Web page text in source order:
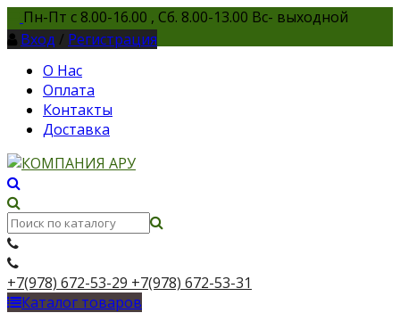
Пн-Пт с 8.00-16.00 , Сб. 8.00-13.00 Вс- выходной
Вход / Регистрация
О Нас
Оплата
Контакты
Доставка
+7(978) 672-53-29 +7(978) 672-53-31
Каталог товаров